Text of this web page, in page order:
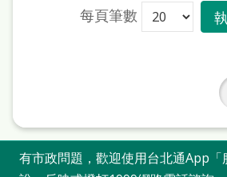
每頁筆數
有市政問題，歡迎使用台北通App